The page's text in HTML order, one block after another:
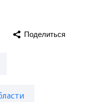
Поделиться